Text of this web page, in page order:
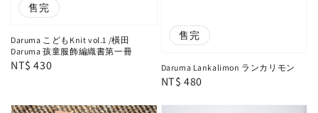
售完
Daruma こどもKnit vol.1 /橫田
Daruma 孩童服飾編織書第一冊
Regular
NT$ 430
售完
Daruma Lankalimon ランカリモン
Regular
NT$ 480